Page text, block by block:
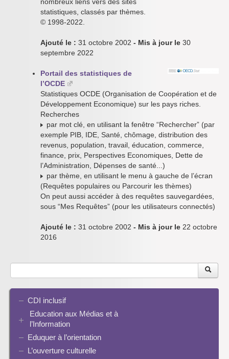
statistiques, classés par thèmes.
© 1998-2022.
Ajouté le : 31 octobre 2002 - Mis à jour le 30
septembre 2022
Portail des statistiques de
l’OCDE
Statistiques OCDE (Organisation de Coopération et de
Développement Economique) sur les pays riches.
Recherches
par mot clé, en utilisant la fenêtre “Rechercher” (par
exemple PIB, IDE, Santé, chômage, distribution des
revenus, population, travail, éducation, commerce,
finance, prix, Perspectives Economiques, Dette de
l’Administration, Dépenses de santé...)
par thème, en utilisant le menu à gauche de l’écran
(Requêtes populaires ou Parcourir les thèmes)
On peut aussi accéder à des requêtes sauvegardées,
sous “Mes Requêtes” (pour les utilisateurs connectés)
Ajouté le : 31 octobre 2002 - Mis à jour le 22 octobre
2016
CDI inclusif
Education aux Médias et à
l’Information
EMI et translittératie
La culture de la participation
Eduquer à l’orientation
L’ouverture culturelle